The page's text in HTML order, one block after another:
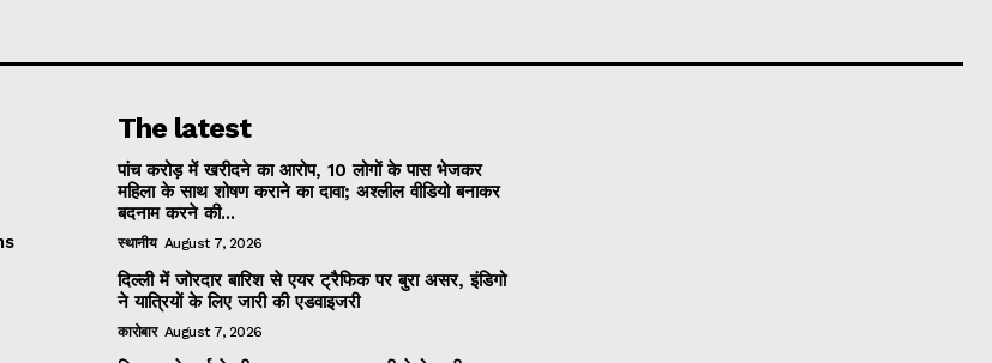
The latest
पांच करोड़ में खरीदने का आरोप, 10 लोगों के पास भेजकर
महिला के साथ शोषण कराने का दावा; अश्लील वीडियो बनाकर
बदनाम करने की...
स्थानीय August 7, 2026
दिल्ली में जोरदार बारिश से एयर ट्रैफिक पर बुरा असर, इंडिगो
ने यात्रियों के लिए जारी की एडवाइजरी
कारोबार August 7, 2026